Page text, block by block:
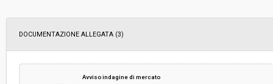
Svolgimento:
Importo a base di gara soggetto a
ribasso:
DOCUMENTAZIONE ALLEGATA (3)
Avviso indagine di mercato